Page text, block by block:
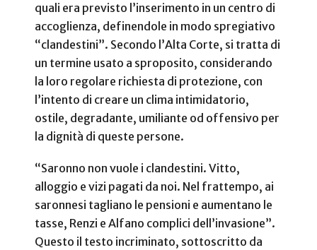
quali era previsto l’inserimento in un centro di
accoglienza, definendole in modo spregiativo
“clandestini”. Secondo l’Alta Corte, si tratta di
un termine usato a sproposito, considerando
la loro regolare richiesta di protezione, con
l’intento di creare un clima intimidatorio,
ostile, degradante, umiliante od offensivo per
la dignità di queste persone.
“Saronno non vuole i clandestini. Vitto,
alloggio e vizi pagati da noi. Nel frattempo, ai
saronnesi tagliano le pensioni e aumentano le
tasse, Renzi e Alfano complici dell’invasione”.
Questo il testo incriminato, sottoscritto da